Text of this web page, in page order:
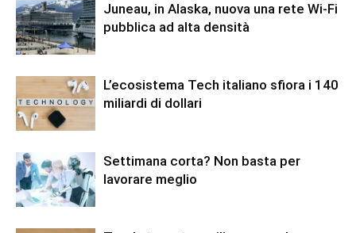
Juneau, in Alaska, nuova una rete Wi-Fi
pubblica ad alta densità
L’ecosistema Tech italiano sfiora i 140
miliardi di dollari
Settimana corta? Non basta per
lavorare meglio